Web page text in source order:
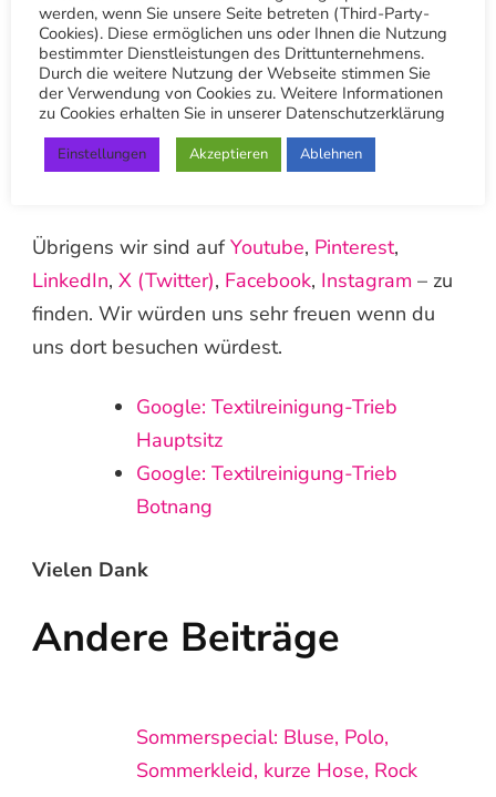
Vorteilen der App gehört die Möglichkeit einen
QR-Scanner zu nutzen und uns Bilder von
Flecken zu schicken und somit kostenlos einen
Rat oder Kostenvoranschlag einzuholen.
Social Media
Übrigens wir sind auf Youtube, Pinterest,
LinkedIn, X (Twitter), Facebook, Instagram – zu
finden. Wir würden uns sehr freuen wenn du
uns dort besuchen würdest.
Google: Textilreinigung-Trieb
Hauptsitz
Google: Textilreinigung-Trieb
Botnang
Vielen Dank
Andere Beiträge
Sommerspecial: Bluse, Polo,
Sommerkleid, kurze Hose, Rock
werden, wenn Sie unsere Seite betreten (Third-Party-
Cookies). Diese ermöglichen uns oder Ihnen die Nutzung
bestimmter Dienstleistungen des Drittunternehmens.
Durch die weitere Nutzung der Webseite stimmen Sie
der Verwendung von Cookies zu. Weitere Informationen
zu Cookies erhalten Sie in unserer Datenschutzerklärung
Einstellungen Akzeptieren Ablehnen